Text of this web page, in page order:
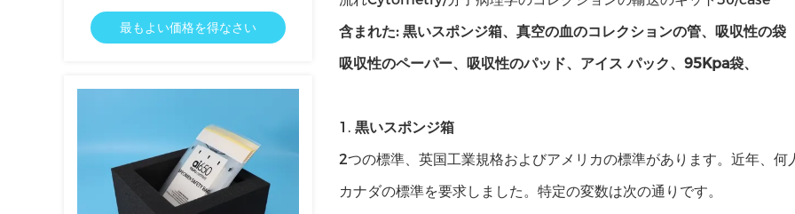
最もよい価格を得なさい
含まれた: 黒いスポンジ箱、真空の血のコレクションの管、吸収性の袋
吸収性のペーパー、吸収性のパッド、アイス パック、95Kpa袋、
1. 黒いスポンジ箱
2つの標準、英国工業規格およびアメリカの標準があります。近年、何
カナダの標準を要求しました。特定の変数は次の通りです。